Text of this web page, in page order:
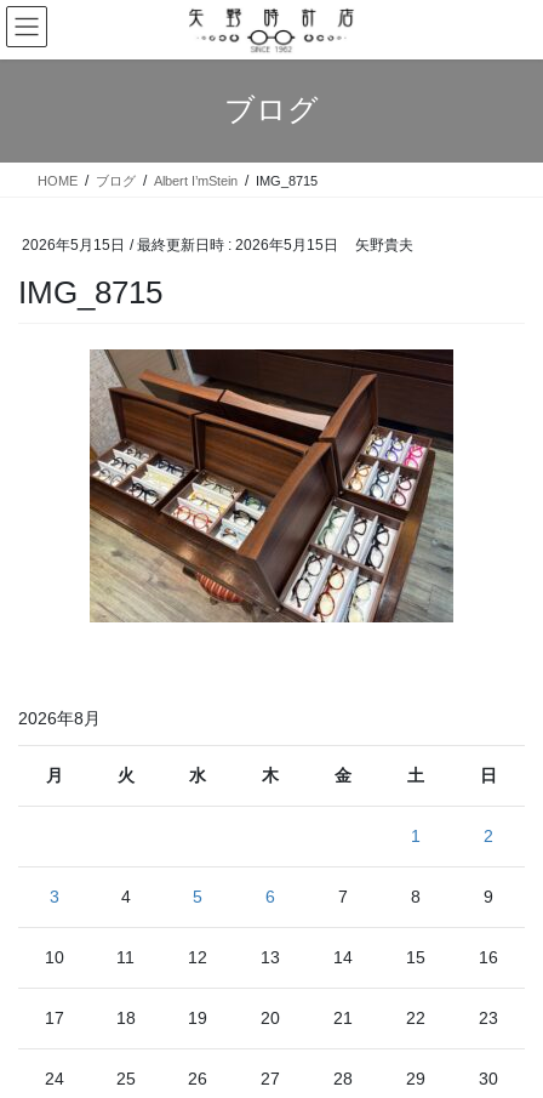
コ
ン
テ
ス
ナ
ビ
ゲ
ン
ブログ
HOME ブログ Albert I’mStein IMG_8715
2026年5月15日 / 最終更新日時 : 2026年5月15日 矢野貴夫
IMG_8715
2026年8月
月 火 水 木 金 土 日
1 2
3 4 5 6 7 8 9
10 11 12 13 14 15 16
17 18 19 20 21 22 23
24 25 26 27 28 29 30